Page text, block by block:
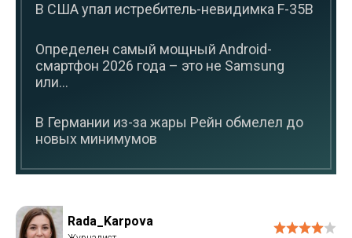
В США упал истребитель-невидимка F-35B
Определен самый мощный Android-
смартфон 2026 года – это не Samsung
или...
В Германии из-за жары Рейн обмелел до
новых минимумов
Rada_Karpova